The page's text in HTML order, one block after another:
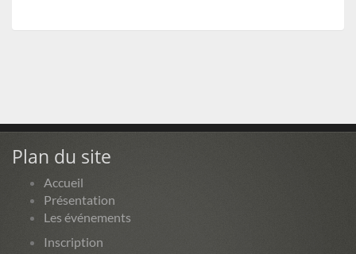
Plan du site
Accueil
Présentation
Les événements
Inscription